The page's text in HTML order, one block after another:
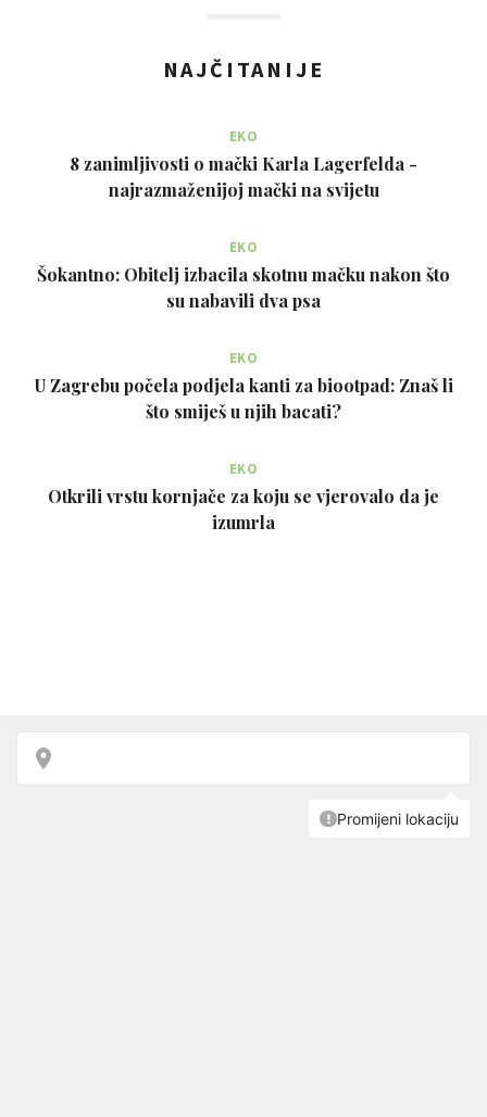
NAJČITANIJE
EKO
8 zanimljivosti o mački Karla Lagerfelda -
najrazmaženijoj mački na svijetu
EKO
Šokantno: Obitelj izbacila skotnu mačku nakon što
su nabavili dva psa
EKO
U Zagrebu počela podjela kanti za biootpad: Znaš li
što smiješ u njih bacati?
EKO
Otkrili vrstu kornjače za koju se vjerovalo da je
izumrla